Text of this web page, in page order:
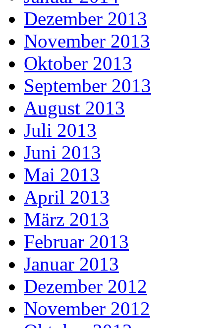
Dezember 2013
November 2013
Oktober 2013
September 2013
August 2013
Juli 2013
Juni 2013
Mai 2013
April 2013
März 2013
Februar 2013
Januar 2013
Dezember 2012
November 2012